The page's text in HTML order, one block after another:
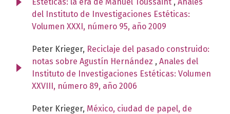
del Instituto de Investigaciones Estéticas:
Volumen XXXI, número 95, año 2009
Peter Krieger, Reciclaje del pasado construido:
notas sobre Agustín Hernández , Anales del
Instituto de Investigaciones Estéticas: Volumen
XXVIII, número 89, año 2006
Peter Krieger, México, ciudad de papel, de